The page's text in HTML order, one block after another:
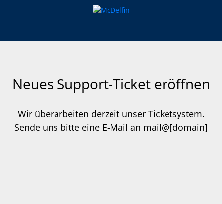
Neues Support-Ticket eröffnen
Wir überarbeiten derzeit unser Ticketsystem.
Sende uns bitte eine E-Mail an mail@[domain]